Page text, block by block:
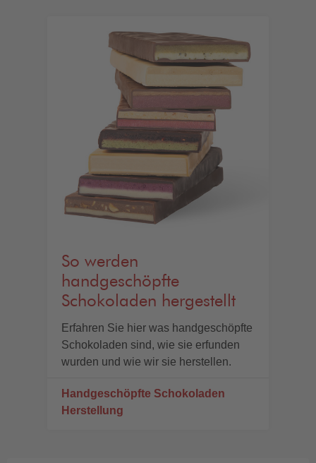
So werden
handgeschöpfte
Schokoladen hergestellt
Erfahren Sie hier was handgeschöpfte
Schokoladen sind, wie sie erfunden
wurden und wie wir sie herstellen.
Handgeschöpfte Schokoladen
Herstellung